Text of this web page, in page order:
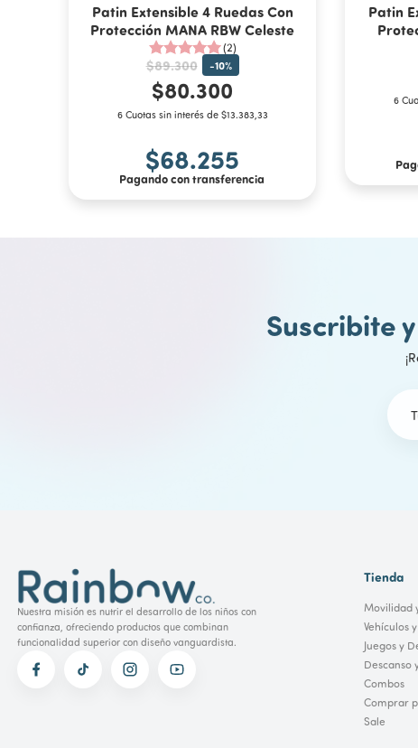
Patin Extensible 4 Ruedas Con
Protección MANA RBW Celeste
(2)
$89.300 -10%
$80.300
6 Cuotas sin interés de $13.383,33
$68.255
Pagando con transferencia
Patin
6
Suscribite
Nuestra misión es nutrir el desarrollo de los niños con
confianza, ofreciendo productos que combinan
funcionalidad superior con diseño vanguardista.
Tienda
Movilidad
Vehículos
Juegos y
Descanso
Combos
Comprar
Sale